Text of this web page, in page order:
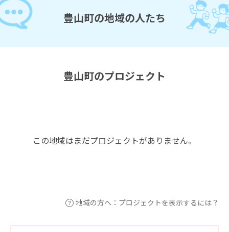
豊山町の地域の人たち
豊山町のプロジェクト
この地域はまだプロジェクトがありません。
地域の方へ：プロジェクトを表示するには？